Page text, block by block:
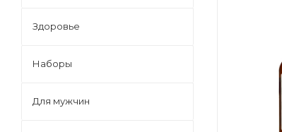
Здоровье
Наборы
Для мужчин